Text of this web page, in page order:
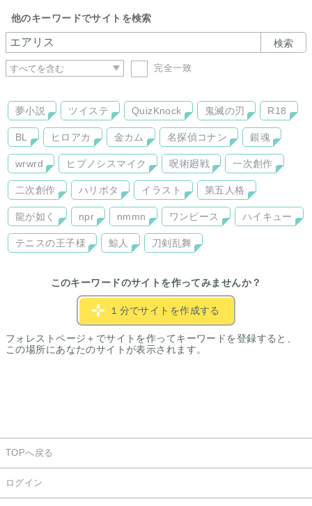
他のキーワードでサイトを検索
検索
完全一致
夢小説 ツイステ QuizKnock 鬼滅の刃 R18
BL ヒロアカ 金カム 名探偵コナン 銀魂
wrwrd ヒプノシスマイク 呪術廻戦 一次創作
二次創作 ハリポタ イラスト 第五人格
龍が如く npr nmmn ワンピース ハイキュー
テニスの王子様 鯨人 刀剣乱舞
このキーワードのサイトを作ってみませんか？
１分でサイトを作成する
フォレストページ＋でサイトを作ってキーワードを登録すると、
この場所にあなたのサイトが表示されます。
TOPへ戻る
ログイン